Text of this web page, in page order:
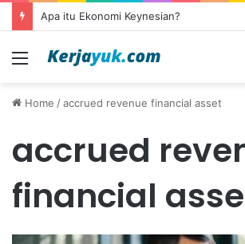
Apa itu Ekonomi Keynesian?
Menu
Home /accrued revenue financial asset
accrued
financial